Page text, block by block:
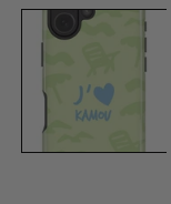
le
média
1
fenêtre
modale